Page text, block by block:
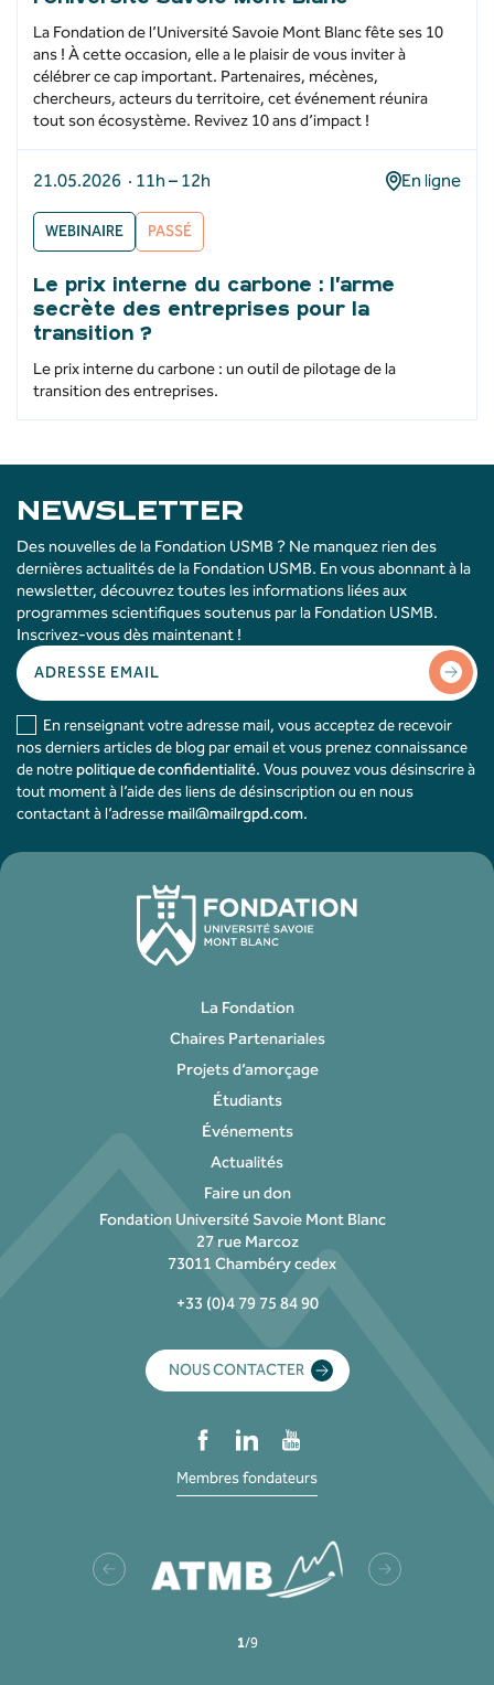
La Fondation de l’Université Savoie Mont Blanc fête ses 10
ans ! À cette occasion, elle a le plaisir de vous inviter à
célébrer ce cap important. Partenaires, mécènes,
chercheurs, acteurs du territoire, cet événement réunira
tout son écosystème. Revivez 10 ans d’impact !
21.05.2026 · 11h – 12h En ligne
WEBINAIRE PASSÉ
Le prix interne du carbone : l’arme
secrète des entreprises pour la
transition ?
Le prix interne du carbone : un outil de pilotage de la
transition des entreprises.
NEWSLETTER
Des nouvelles de la Fondation USMB ? Ne manquez rien des
dernières actualités de la Fondation USMB. En vous abonnant à la
newsletter, découvrez toutes les informations liées aux
programmes scientifiques soutenus par la Fondation USMB.
Inscrivez-vous dès maintenant !
En renseignant votre adresse mail, vous acceptez de recevoir
nos derniers articles de blog par email et vous prenez connaissance
de notrepolitique de confidentialité. Vous pouvez vous désinscrire à
tout moment à l’aide des liens de désinscription ou en nous
contactant à l’adressemail@mailrgpd.com.
La Fondation
Chaires Partenariales
Projets d’amorçage
Étudiants
Événements
Actualités
Faire un don
Membres fondateurs
1/9
Fondation Université Savoie Mont Blanc
27 rue Marcoz
73011 Chambéry cedex
+33 (0)4 79 75 84 90
NOUS CONTACTER